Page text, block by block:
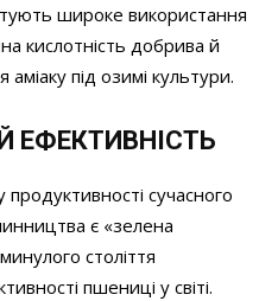
широке використання
кислотність добрива й
під озимі культури.
ЕФЕКТИВНІСТЬ
сучасного
є «зелена
століття
пшениці у світі.